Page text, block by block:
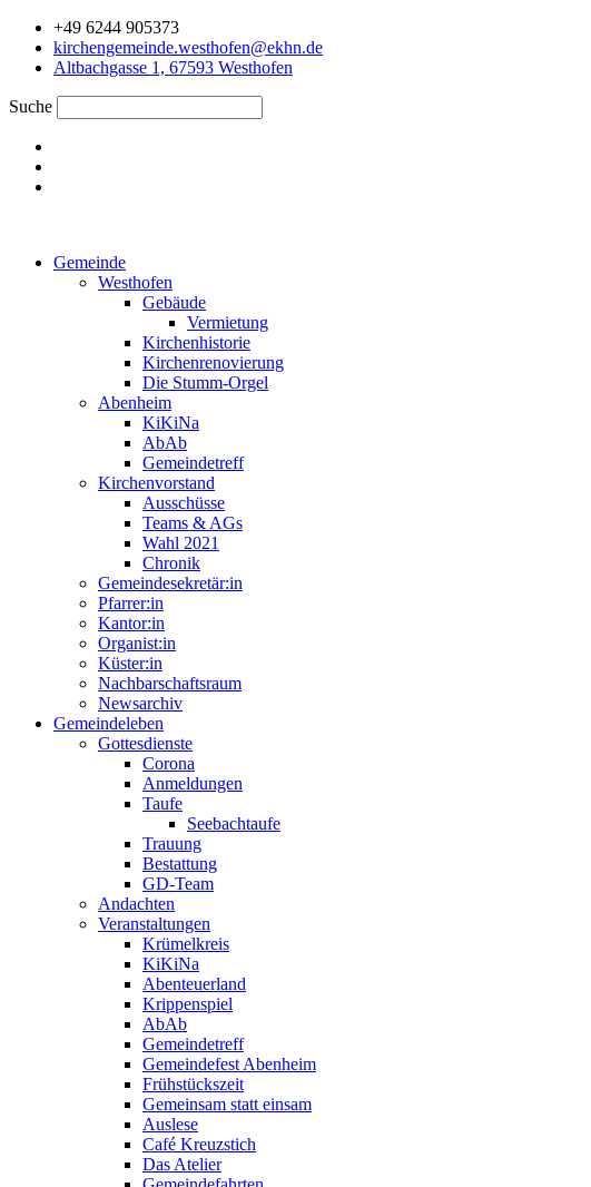
Zum
Inhalt
springen
+49 6244 905373
kirchengemeinde.westhofen@ekhn.de
Altbachgasse 1, 67593 Westhofen
Suche
Gemeinde
Westhofen
Gebäude
Vermietung
Kirchenhistorie
Kirchenrenovierung
Die Stumm-Orgel
Abenheim
KiKiNa
AbAb
Gemeindetreff
Kirchenvorstand
Ausschüsse
Teams & AGs
Wahl 2021
Chronik
Gemeindesekretär:in
Pfarrer:in
Kantor:in
Organist:in
Küster:in
Nachbarschaftsraum
Newsarchiv
Gemeindeleben
Gottesdienste
Corona
Anmeldungen
Taufe
Seebachtaufe
Trauung
Bestattung
GD-Team
Andachten
Veranstaltungen
Krümelkreis
KiKiNa
Abenteuerland
Krippenspiel
AbAb
Gemeindetreff
Gemeindefest Abenheim
Frühstückszeit
Gemeinsam statt einsam
Auslese
Café Kreuzstich
Das Atelier